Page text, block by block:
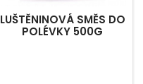
LUŠTĚNINOVÁ SMĚS DO
POLÉVKY 500G